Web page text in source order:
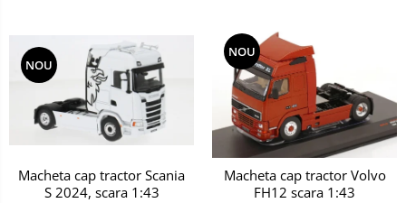
NOU
Macheta cap tractor Scania
S 2024, scara 1:43
NOU
Macheta cap tractor Volvo
FH12 scara 1:43